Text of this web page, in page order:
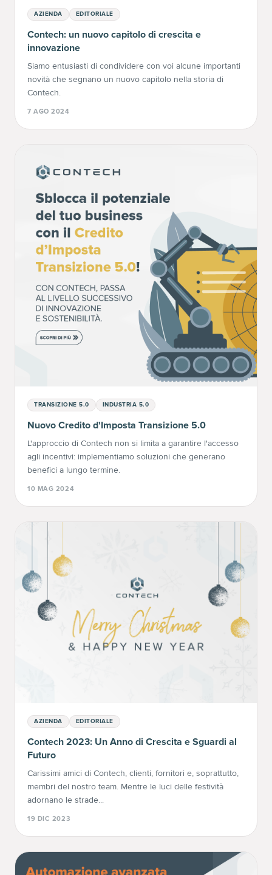
AZIENDA EDITORIALE
Contech: un nuovo capitolo di crescita e
innovazione
Siamo entusiasti di condividere con voi alcune importanti
novità che segnano un nuovo capitolo nella storia di
Contech.
7 AGO 2024
TRANSIZIONE 5.0 INDUSTRIA 5.0
Nuovo Credito d'Imposta Transizione 5.0
L'approccio di Contech non si limita a garantire l'accesso
agli incentivi: implementiamo soluzioni che generano
benefici a lungo termine.
10 MAG 2024
AZIENDA EDITORIALE
Contech 2023: Un Anno di Crescita e Sguardi al
Futuro
Carissimi amici di Contech, clienti, fornitori e, soprattutto,
membri del nostro team. Mentre le luci delle festività
adornano le strade...
19 DIC 2023